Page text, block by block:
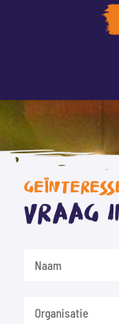
Vraag